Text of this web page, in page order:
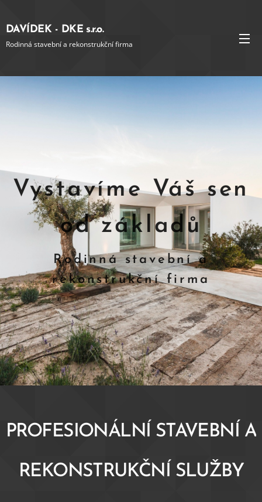
DAVÍDEK - DKE s.r.o.
Rodinná stavební a rekonstrukční firma
Vystavíme Váš sen
od základů
Rodinná stavební a
rekonstrukční firma
PROFESIONÁLNÍ STAVEBNÍ A
REKONSTRUKČNÍ SLUŽBY